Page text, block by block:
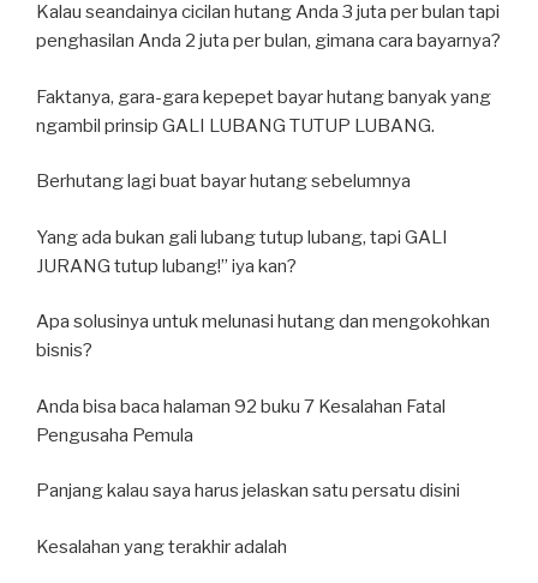
Kalau seandainya cicilan hutang Anda 3 juta per bulan tapi
penghasilan Anda 2 juta per bulan, gimana cara bayarnya?
Faktanya, gara-gara kepepet bayar hutang banyak yang
ngambil prinsip GALI LUBANG TUTUP LUBANG.
Berhutang lagi buat bayar hutang sebelumnya
Yang ada bukan gali lubang tutup lubang, tapi GALI
JURANG tutup lubang!” iya kan?
Apa solusinya untuk melunasi hutang dan mengokohkan
bisnis?
Anda bisa baca halaman 92 buku 7 Kesalahan Fatal
Pengusaha Pemula
Panjang kalau saya harus jelaskan satu persatu disini
Kesalahan yang terakhir adalah